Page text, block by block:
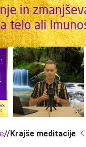
/ Krajše meditacije